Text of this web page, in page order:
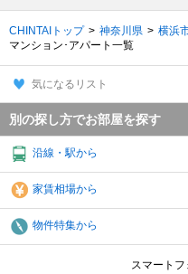
CHINTAIトップ 神奈川県 横浜
マンション･アパート一覧
気になるリスト
別の探し方でお部屋を探す
沿線・駅から
家賃相場から
物件特集から
スマートフ